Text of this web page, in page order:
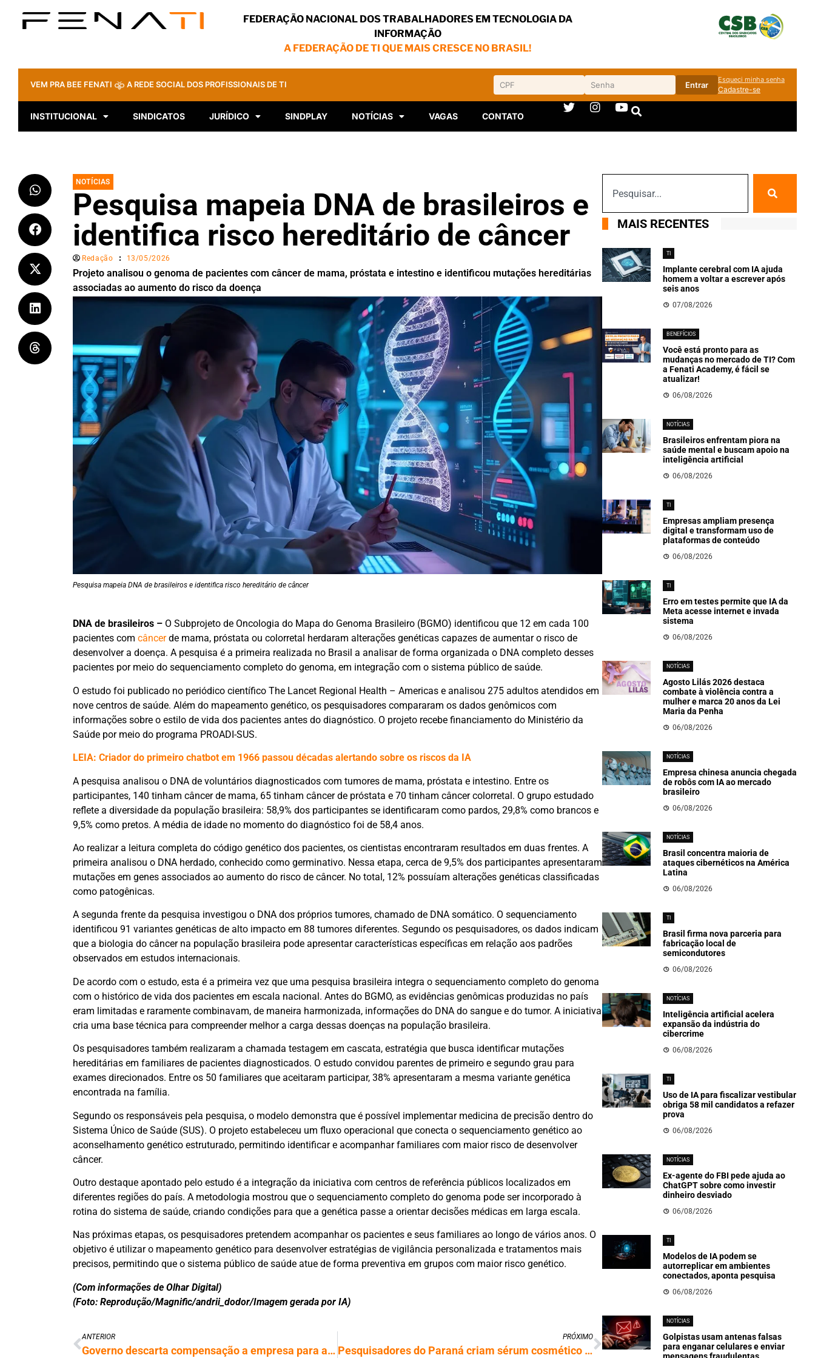
FEDERAÇÃO NACIONAL DOS TRABALHADORES EM TECNOLOGIA DA
INFORMAÇÃO
A FEDERAÇÃO DE TI QUE MAIS CRESCE NO BRASIL!
VEM PRA BEE FENATI A REDE SOCIAL DOS PROFISSIONAIS DE TI Entrar
Esqueci minha senha
Cadastre-se
INSTITUCIONAL SINDICATOS JURÍDICO SINDPLAY NOTÍCIAS VAGAS CONTATO
NOTÍCIAS
Pesquisa mapeia DNA de brasileiros e
identifica risco hereditário de câncer
Redação 13/05/2026
Projeto analisou o genoma de pacientes com câncer de mama, próstata e intestino e identificou mutações hereditárias
associadas ao aumento do risco da doença
Pesquisa mapeia DNA de brasileiros e identifica risco hereditário de câncer
DNA de brasileiros –O Subprojeto de Oncologia do Mapa do Genoma Brasileiro (BGMO) identificou que 12 em cada 100
pacientes com câncerde mama, próstata ou colorretal herdaram alterações genéticas capazes de aumentar o risco de
desenvolver a doença. A pesquisa é a primeira realizada no Brasil a analisar de forma organizada o DNA completo desses
pacientes por meio do sequenciamento completo do genoma, em integração com o sistema público de saúde.
O estudo foi publicado no periódico científico The Lancet Regional Health – Americas e analisou 275 adultos atendidos em
nove centros de saúde. Além do mapeamento genético, os pesquisadores compararam os dados genômicos com
informações sobre o estilo de vida dos pacientes antes do diagnóstico. O projeto recebe financiamento do Ministério da
Saúde por meio do programa PROADI-SUS.
LEIA: Criador do primeiro chatbot em 1966 passou décadas alertando sobre os riscos da IA
A pesquisa analisou o DNA de voluntários diagnosticados com tumores de mama, próstata e intestino. Entre os
participantes, 140 tinham câncer de mama, 65 tinham câncer de próstata e 70 tinham câncer colorretal. O grupo estudado
reflete a diversidade da população brasileira: 58,9% dos participantes se identificaram como pardos, 29,8% como brancos e
9,5% como pretos. A média de idade no momento do diagnóstico foi de 58,4 anos.
Ao realizar a leitura completa do código genético dos pacientes, os cientistas encontraram resultados em duas frentes. A
primeira analisou o DNA herdado, conhecido como germinativo. Nessa etapa, cerca de 9,5% dos participantes apresentaram
mutações em genes associados ao aumento do risco de câncer. No total, 12% possuíam alterações genéticas classificadas
como patogênicas.
A segunda frente da pesquisa investigou o DNA dos próprios tumores, chamado de DNA somático. O sequenciamento
identificou 91 variantes genéticas de alto impacto em 88 tumores diferentes. Segundo os pesquisadores, os dados indicam
que a biologia do câncer na população brasileira pode apresentar características específicas em relação aos padrões
observados em estudos internacionais.
De acordo com o estudo, esta é a primeira vez que uma pesquisa brasileira integra o sequenciamento completo do genoma
com o histórico de vida dos pacientes em escala nacional. Antes do BGMO, as evidências genômicas produzidas no país
eram limitadas e raramente combinavam, de maneira harmonizada, informações do DNA do sangue e do tumor. A iniciativa
cria uma base técnica para compreender melhor a carga dessas doenças na população brasileira.
Os pesquisadores também realizaram a chamada testagem em cascata, estratégia que busca identificar mutações
hereditárias em familiares de pacientes diagnosticados. O estudo convidou parentes de primeiro e segundo grau para
exames direcionados. Entre os 50 familiares que aceitaram participar, 38% apresentaram a mesma variante genética
encontrada na família.
Segundo os responsáveis pela pesquisa, o modelo demonstra que é possível implementar medicina de precisão dentro do
Sistema Único de Saúde (SUS). O projeto estabeleceu um fluxo operacional que conecta o sequenciamento genético ao
aconselhamento genético estruturado, permitindo identificar e acompanhar familiares com maior risco de desenvolver
câncer.
Outro destaque apontado pelo estudo é a integração da iniciativa com centros de referência públicos localizados em
diferentes regiões do país. A metodologia mostrou que o sequenciamento completo do genoma pode ser incorporado à
rotina do sistema de saúde, criando condições para que a genética passe a orientar decisões médicas em larga escala.
Nas próximas etapas, os pesquisadores pretendem acompanhar os pacientes e seus familiares ao longo de vários anos. O
objetivo é utilizar o mapeamento genético para desenvolver estratégias de vigilância personalizada e tratamentos mais
precisos, permitindo que o sistema público de saúde atue de forma preventiva em grupos com maior risco genético.
(Com informações de Olhar Digital)
(Foto: Reprodução/Magnific/andrii_dodor/Imagem gerada por IA)
ANTERIOR
Governo descarta compensação a empresa para aprovar o fim da escala 6×1
PRÓXIMO
Pesquisadores do Paraná criam sérum cosmético com proteína da seda
MAIS RECENTES
TI
Implante cerebral com IA ajuda
homem a voltar a escrever após
seis anos
07/08/2026
BENEFÍCIOS
Você está pronto para as
mudanças no mercado de TI? Com
a Fenati Academy, é fácil se
atualizar!
06/08/2026
NOTÍCIAS
Brasileiros enfrentam piora na
saúde mental e buscam apoio na
inteligência artificial
06/08/2026
TI
Empresas ampliam presença
digital e transformam uso de
plataformas de conteúdo
06/08/2026
TI
Erro em testes permite que IA da
Meta acesse internet e invada
sistema
06/08/2026
NOTÍCIAS
Agosto Lilás 2026 destaca
combate à violência contra a
mulher e marca 20 anos da Lei
Maria da Penha
06/08/2026
NOTÍCIAS
Empresa chinesa anuncia chegada
de robôs com IA ao mercado
brasileiro
06/08/2026
NOTÍCIAS
Brasil concentra maioria de
ataques cibernéticos na América
Latina
06/08/2026
TI
Brasil firma nova parceria para
fabricação local de
semicondutores
06/08/2026
NOTÍCIAS
Inteligência artificial acelera
expansão da indústria do
cibercrime
06/08/2026
TI
Uso de IA para fiscalizar vestibular
obriga 58 mil candidatos a refazer
prova
06/08/2026
NOTÍCIAS
Ex-agente do FBI pede ajuda ao
ChatGPT sobre como investir
dinheiro desviado
06/08/2026
TI
Modelos de IA podem se
autorreplicar em ambientes
conectados, aponta pesquisa
06/08/2026
NOTÍCIAS
Golpistas usam antenas falsas
para enganar celulares e enviar